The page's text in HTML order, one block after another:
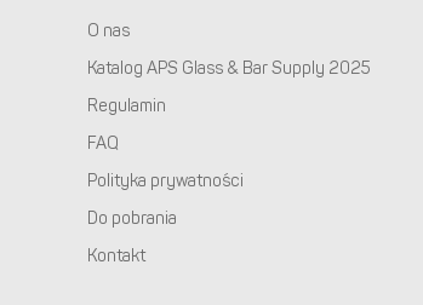
O nas
Katalog APS Glass & Bar Supply 2025
Regulamin
FAQ
Polityka prywatności
Do pobrania
Kontakt